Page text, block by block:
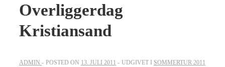
Overliggerdag
Kristiansand
ADMIN POSTED ON 13. JULI 2011 UDGIVET I SOMMERTUR 2011